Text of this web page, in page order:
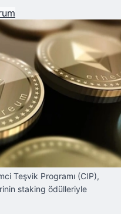
Teşvik Programı (CIP),
staking ödülleriyle